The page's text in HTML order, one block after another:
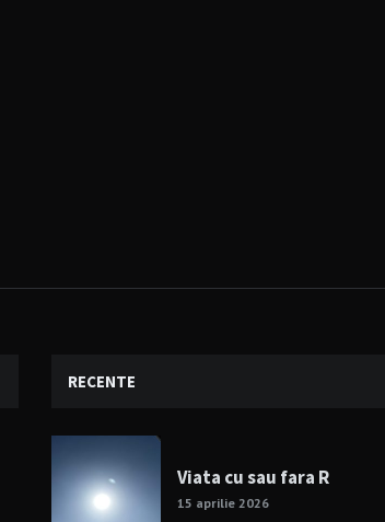
RECENTE
Viata cu sau fara R
15 aprilie 2026